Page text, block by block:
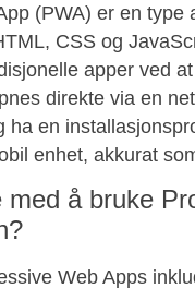
(PWA) er en
CSS og
apper ved
direkte via en
ha en
enhet, akkurat
med å bruke
Web Apps